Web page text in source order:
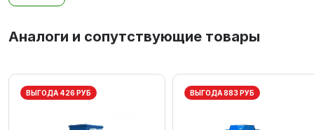
Аналоги и сопутствующие товары
ВЫГОДА 426 РУБ ВЫГОДА 883 РУБ